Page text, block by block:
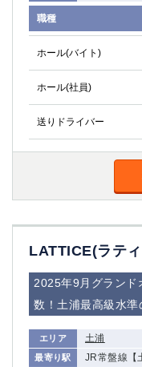
職種
ホール(バイト)
ホール(社員)
送りドライバー
LATTICE(ラテ
2025年9月グランド
数！土浦最高級水
エリア 土浦
最寄り駅 JR常盤線【
自由が丘
四谷
下北沢・経堂
成増駅徒歩3分の好
三軒茶屋（南口）
蒲田(西口)
①東武練馬 ②成
亀戸
荻窪
祖師ヶ谷大蔵
湯島
市川